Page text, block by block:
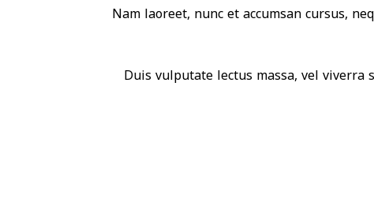
Nam laoreet, nunc et accumsan cursus,
Duis vulputate lectus massa, vel